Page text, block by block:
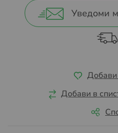
Уведоми
Добави в